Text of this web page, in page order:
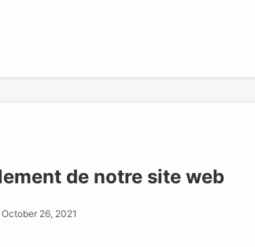
de notre site web
October 26, 2021